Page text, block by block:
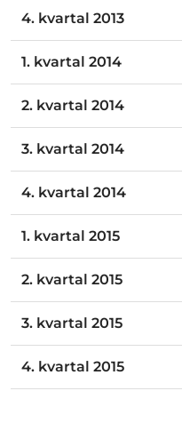
4. kvartal 2013
1. kvartal 2014
2. kvartal 2014
3. kvartal 2014
4. kvartal 2014
1. kvartal 2015
2. kvartal 2015
3. kvartal 2015
4. kvartal 2015